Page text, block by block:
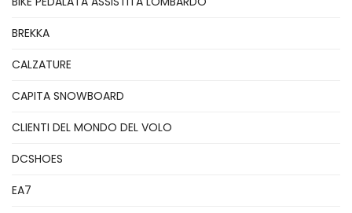
BREKKA
CALZATURE
CAPITA SNOWBOARD
CLIENTI DEL MONDO DEL VOLO
DCSHOES
EA7